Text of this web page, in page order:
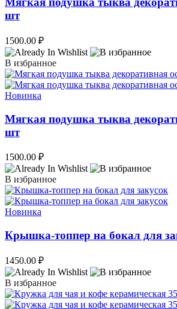
шт
1500.00 ₽
В избранное
Новинка
Мягкая подушка тыква
шт
1500.00 ₽
В избранное
Новинка
Крышка-топпер на бокал для
1450.00 ₽
В избранное